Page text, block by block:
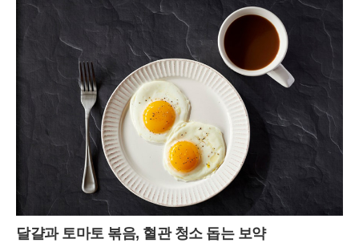
달걀과 토마토 볶음, 혈관 청소 돕는 보약